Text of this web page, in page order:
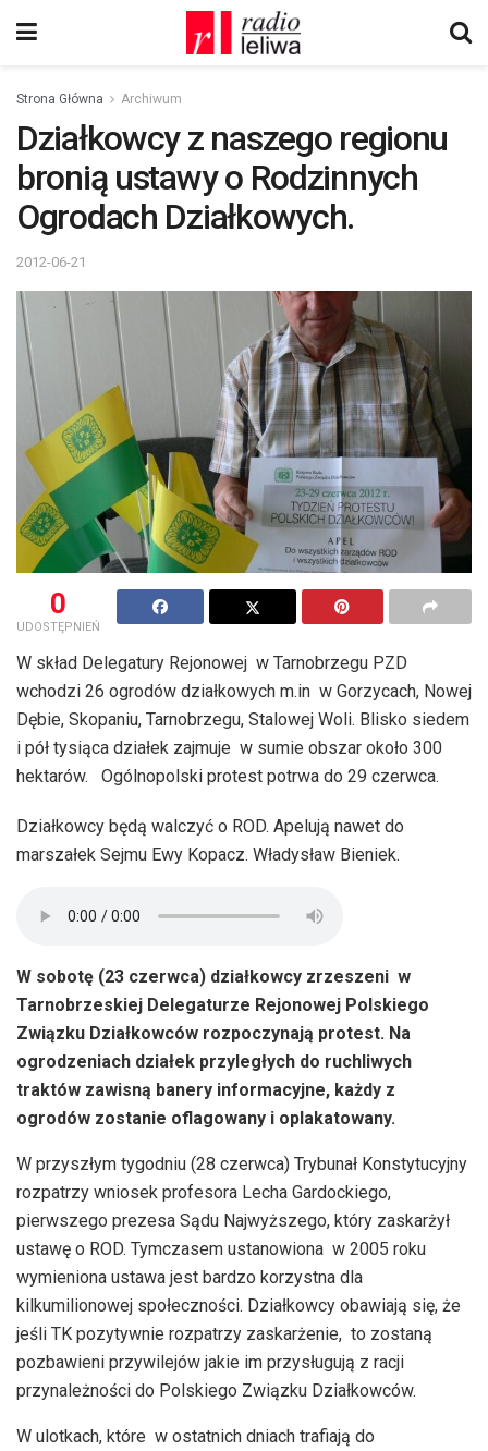
Strona Główna Archiwum
Działkowcy z naszego regionu
bronią ustawy o Rodzinnych
Ogrodach Działkowych.
2012-06-21
0
UDOSTĘPNIEŃ
W skład Delegatury Rejonowej w Tarnobrzegu PZD
wchodzi 26 ogrodów działkowych m.in w Gorzycach, Nowej
Dębie, Skopaniu, Tarnobrzegu, Stalowej Woli. Blisko siedem
i pół tysiąca działek zajmuje w sumie obszar około 300
hektarów. Ogólnopolski protest potrwa do 29 czerwca.
Działkowcy będą walczyć o ROD. Apelują nawet do
marszałek Sejmu Ewy Kopacz. Władysław Bieniek.
W sobotę (23 czerwca) działkowcy zrzeszeni w
Tarnobrzeskiej Delegaturze Rejonowej Polskiego
Związku Działkowców rozpoczynają protest. Na
ogrodzeniach działek przyległych do ruchliwych
traktów zawisną banery informacyjne, każdy z
ogrodów zostanie oflagowany i oplakatowany.
W przyszłym tygodniu (28 czerwca) Trybunał Konstytucyjny
rozpatrzy wniosek profesora Lecha Gardockiego,
pierwszego prezesa Sądu Najwyższego, który zaskarżył
ustawę o ROD. Tymczasem ustanowiona w 2005 roku
wymieniona ustawa jest bardzo korzystna dla
kilkumilionowej społeczności. Działkowcy obawiają się, że
jeśli TK pozytywnie rozpatrzy zaskarżenie, to zostaną
pozbawieni przywilejów jakie im przysługują z racji
przynależności do Polskiego Związku Działkowców.
W ulotkach, które w ostatnich dniach trafiają do